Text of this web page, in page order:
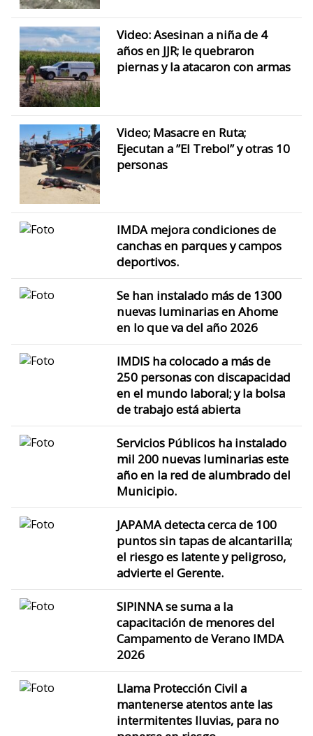
Video: Asesinan a niña de 4
años en JJR; le quebraron
piernas y la atacaron con armas
Video; Masacre en Ruta;
Ejecutan a ”El Trebol” y otras 10
personas
IMDA mejora condiciones de
canchas en parques y campos
deportivos.
Se han instalado más de 1300
nuevas luminarias en Ahome
en lo que va del año 2026
IMDIS ha colocado a más de
250 personas con discapacidad
en el mundo laboral; y la bolsa
de trabajo está abierta
Servicios Públicos ha instalado
mil 200 nuevas luminarias este
año en la red de alumbrado del
Municipio.
JAPAMA detecta cerca de 100
puntos sin tapas de alcantarilla;
el riesgo es latente y peligroso,
advierte el Gerente.
SIPINNA se suma a la
capacitación de menores del
Campamento de Verano IMDA
2026
Llama Protección Civil a
mantenerse atentos ante las
intermitentes lluvias, para no